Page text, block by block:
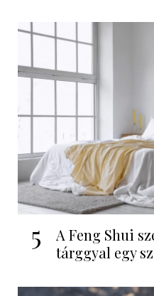
5
A Feng Shui
tárggyal egy